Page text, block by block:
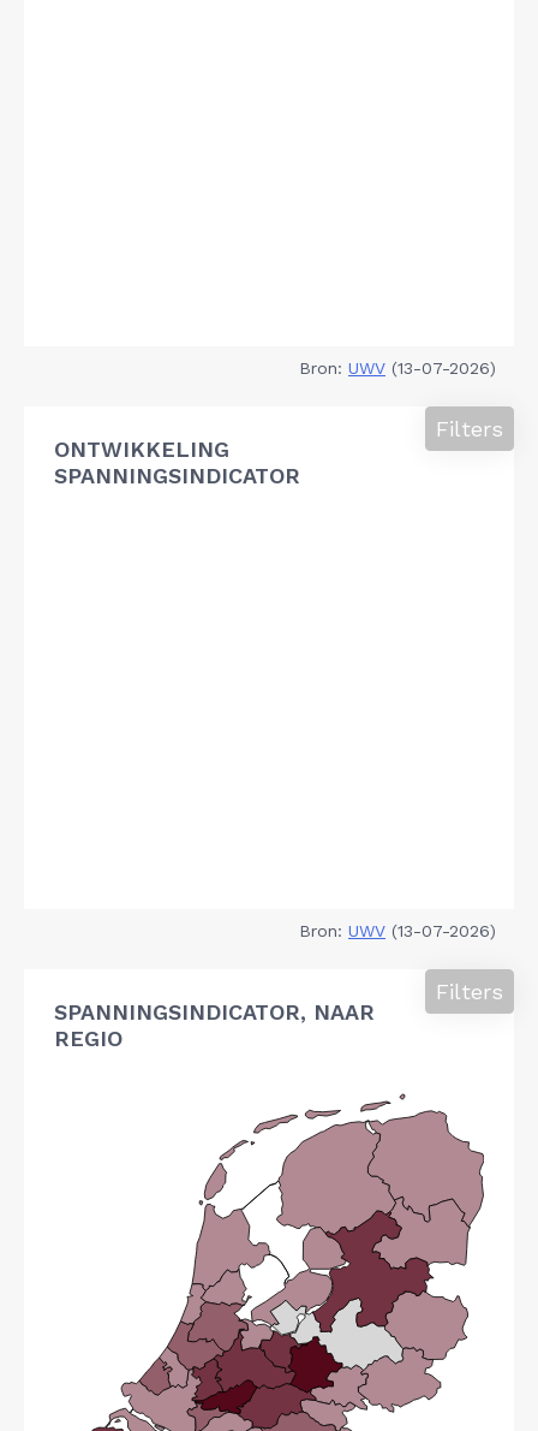
Bron: UWV (13-07-2026)
ONTWIKKELING
SPANNINGSINDICATOR
Filters
Bron: UWV (13-07-2026)
SPANNINGSINDICATOR, NAAR
REGIO
Filters